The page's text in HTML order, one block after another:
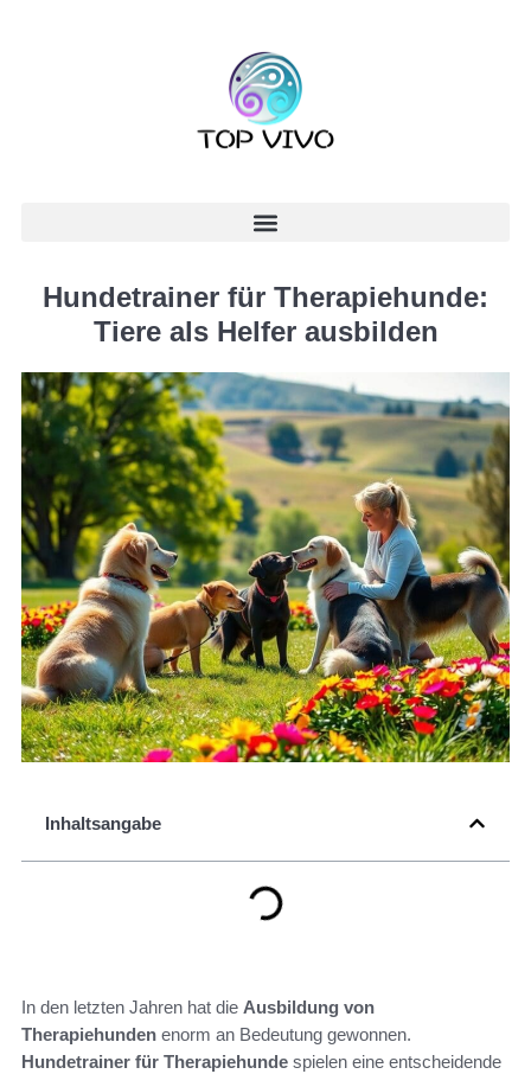
Hundetrainer für Therapiehunde:
Tiere als Helfer ausbilden
Inhaltsangabe
In den letzten Jahren hat die Ausbildung von
Therapiehunden enorm an Bedeutung gewonnen.
Hundetrainer für Therapiehunde spielen eine entscheidende